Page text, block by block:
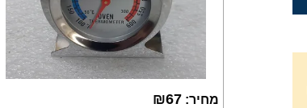
מחיר: ₪67